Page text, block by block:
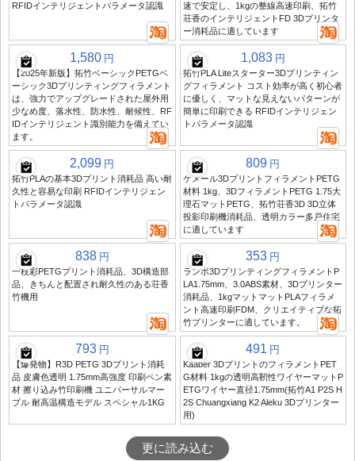
RFIDインテリジェントパラメータ認識
速で安定し、1kgの整線高速印刷、拓竹
荘香のインテリジェントFD 3Dプリンタ
ー消耗品に適しています
1,580 円
【2025年新版】拓竹ベーシックPETGベ
ーシック3Dプリンティングフィラメント
は、強力でアップグレードされた屋外用
少なめ度、落水性、防水性、耐候性、RF
IDインテリジェント識別能力を備えてい
ます。
1,083 円
拓竹PLA Liteスターター3Dプリンティン
グフィラメント コスト効率が高く初心者
に優しく、マットな見えないパターンが
簡単に印刷できる RFIDインテリジェン
トパラメータ認識
2,099 円
拓竹PLAの基本3Dプリント消耗品 高い耐
久性と容易な印刷 RFIDインテリジェン
トパラメータ認識
809 円
ケメール3DプリントフィラメントPETG
材料 1kg、3DフィラメントPETG 1.75大
理石マットPETG、拓竹荘香3D 3D立体
投影印刷機消耗品、透明カラー多戸住宅
に適しています
838 円
一枝彩PETGプリント消耗品、3D構造部
品、きちんと配置され耐久性のある荘香
竹機用
353 円
ランボ3DプリンティングフィラメントP
LA1.75mm、3.0ABS素材、3Dプリンター
消耗品、1kgマットマットPLAフィラメ
ント高速印刷FDM、クリエイティブな拓
竹プリンターに適しています。
793 円
【爆発物】R3D PETG 3Dプリント消耗
品 皮膚色透明 1.75mm高強度 印刷ペン素
材 擦り込み竹印刷機 ユニバーサルマー
ブル 耐高温構造モデル スペシャル1KG
491 円
Kaaber 3DプリントのフィラメントPET
G材料 1kgの透明高靭性ワイヤーマットP
ETGワイヤー直径1.75mm(拓竹A1 P2S H
2S Chuangxiang K2 Aleku 3Dプリンター
用)
更に読み込む